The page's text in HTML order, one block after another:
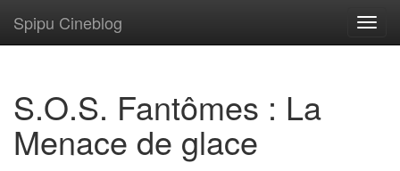
Spipu Cineblog
S.O.S. Fantômes : La
Menace de glace